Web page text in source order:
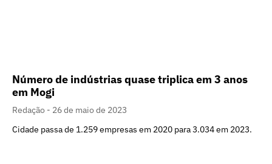
Número de indústrias quase triplica em 3 anos
em Mogi
Redação
26 de maio de 2023
Cidade passa de 1.259 empresas em 2020 para 3.034 em 2023.